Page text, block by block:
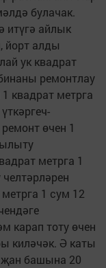
булачак.
итүгә айлык
йорт алды
ук квадрат
ремонтлау
квадрат метрга
өчен 1
метрга 1
1 сум 12
карап тоту өчен
киләчәк. Ә каты
җан башына 20